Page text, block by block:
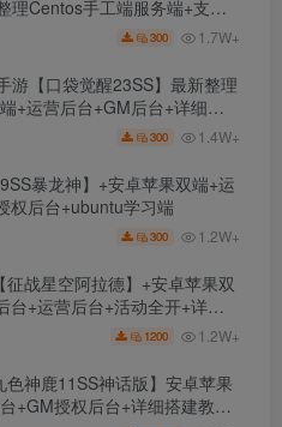
理Centos手工端服务端+支付
双端+运营后台+GM授权后台
300 1.7W+
游【口袋觉醒23SS】最新整理
+运营后台+GM后台+详细搭
300 1.4W+
暴龙神】+安卓苹果双端+运
权后台+ubuntu学习端
300 1.2W+
征战星空阿拉德】+安卓苹果双
台+运营后台+活动全开+详细
1200 1.2W+
色神鹿11SS神话版】安卓苹果
+GM授权后台+详细搭建教